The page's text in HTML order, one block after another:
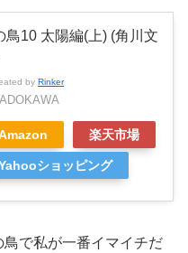
鳥10 太陽編(上) (角川文
by Rinker
楽天市場
ショッピング
で私が一番イマイチだ